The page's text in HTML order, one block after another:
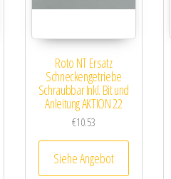
Roto NT Ersatz
Schneckengetriebe
Schraubbar Inkl. Bit und
Anleitung AKTION 22
€10.53
Siehe Angebot